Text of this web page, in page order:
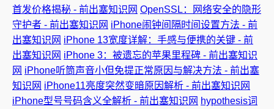
首发价格揭秘 - 前出塞知识网 OpenSSL：网络安全的隐形
守护者 - 前出塞知识网 iPhone闹钟间隔时间设置方法 - 前
出塞知识网 iPhone 13宽度详解：手感与便携的关键 - 前
出塞知识网 iPhone 3：被遗忘的苹果里程碑 - 前出塞知识
网 iPhone听筒声音小但免提正常原因与解决方法 - 前出塞
知识网 iPhone11亮度突然变暗原因解析 - 前出塞知识网
iPhone型号号码含义全解析 - 前出塞知识网 hypothesis词